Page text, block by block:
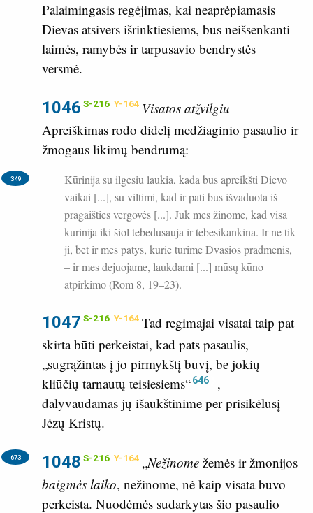
Palaimingasis regėjimas, kai neaprėpiamasis
Dievas atsivers išrinktiesiems, bus neišsenkanti
laimės, ramybės ir tarpusavio bendrystės
versmė.
1046 S-216 Y-164 Visatos atžvilgiu
Apreiškimas rodo didelį medžiaginio pasaulio ir
žmogaus likimų bendrumą:
349
Kūrinija su ilgesiu laukia, kada bus apreikšti Dievo
vaikai [...], su viltimi, kad ir pati bus išvaduota iš
pragaišties vergovės [...]. Juk mes žinome, kad visa
kūrinija iki šiol tebedūsauja ir tebesikankina. Ir ne tik
ji, bet ir mes patys, kurie turime Dvasios pradmenis,
– ir mes dejuojame, laukdami [...] mūsų kūno
atpirkimo (Rom 8, 19–23).
1047 S-216 Y-164 Tad regimajai visatai taip pat
skirta būti perkeistai, kad pats pasaulis,
„sugrąžintas į jo pirmykštį būvį, be jokių
kliūčių tarnautų teisiesiems“646
,
dalyvaudamas jų išaukštinime per prisikėlusį
Jėzų Kristų.
1048 S-216 Y-164
673 „Nežinome žemės ir žmonijos
baigmės laiko, nežinome, nė kaip visata buvo
perkeista. Nuodėmės sudarkytas šio pasaulio